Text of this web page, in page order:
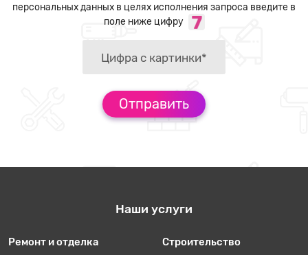
персональных данных в целях исполнения запроса введите в
поле ниже цифру
Наши услуги
Ремонт и отделка
Строительство